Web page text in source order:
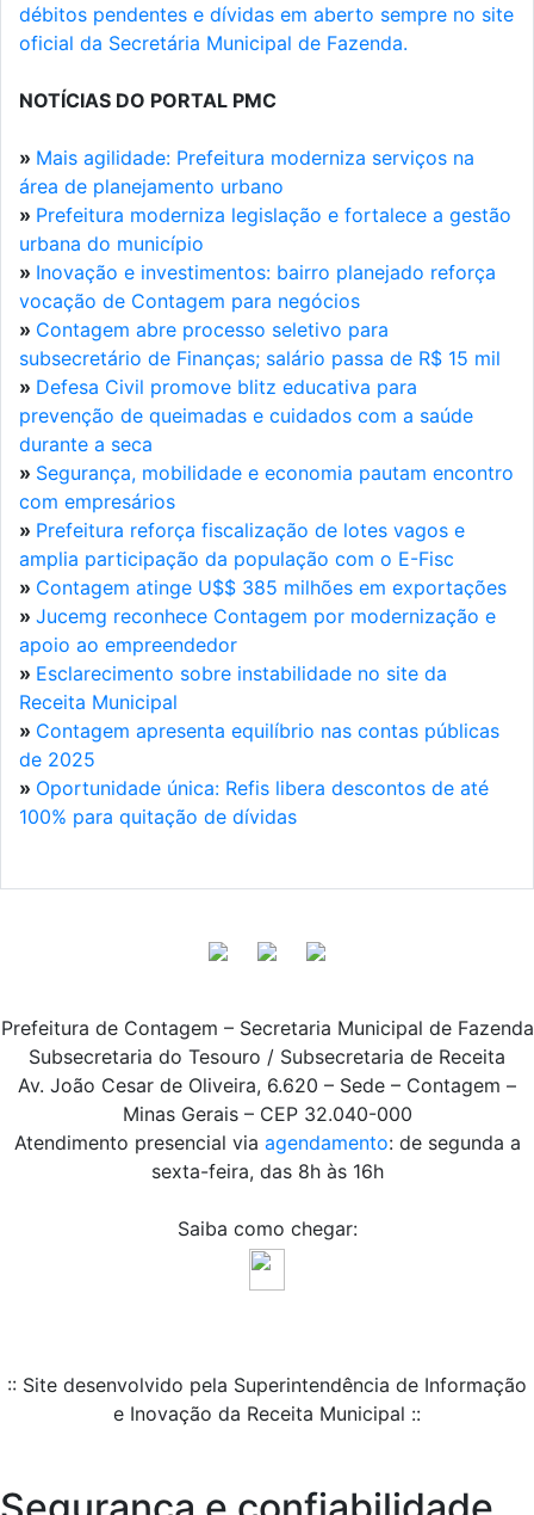
débitos pendentes e dívidas em aberto sempre no site
oficial da Secretária Municipal de Fazenda.
NOTÍCIAS DO PORTAL PMC
» Mais agilidade: Prefeitura moderniza serviços na
área de planejamento urbano
» Prefeitura moderniza legislação e fortalece a gestão
urbana do município
» Inovação e investimentos: bairro planejado reforça
vocação de Contagem para negócios
» Contagem abre processo seletivo para
subsecretário de Finanças; salário passa de R$ 15 mil
» Defesa Civil promove blitz educativa para
prevenção de queimadas e cuidados com a saúde
durante a seca
» Segurança, mobilidade e economia pautam encontro
com empresários
» Prefeitura reforça fiscalização de lotes vagos e
amplia participação da população com o E-Fisc
» Contagem atinge U$$ 385 milhões em exportações
» Jucemg reconhece Contagem por modernização e
apoio ao empreendedor
» Esclarecimento sobre instabilidade no site da
Receita Municipal
» Contagem apresenta equilíbrio nas contas públicas
de 2025
» Oportunidade única: Refis libera descontos de até
100% para quitação de dívidas
Prefeitura de Contagem – Secretaria Municipal de Fazenda
Subsecretaria do Tesouro / Subsecretaria de Receita
Av. João Cesar de Oliveira, 6.620 – Sede – Contagem –
Minas Gerais – CEP 32.040-000
Atendimento presencial via agendamento: de segunda a
sexta-feira, das 8h às 16h
Saiba como chegar:
:: Site desenvolvido pela Superintendência de Informação
e Inovação da Receita Municipal ::